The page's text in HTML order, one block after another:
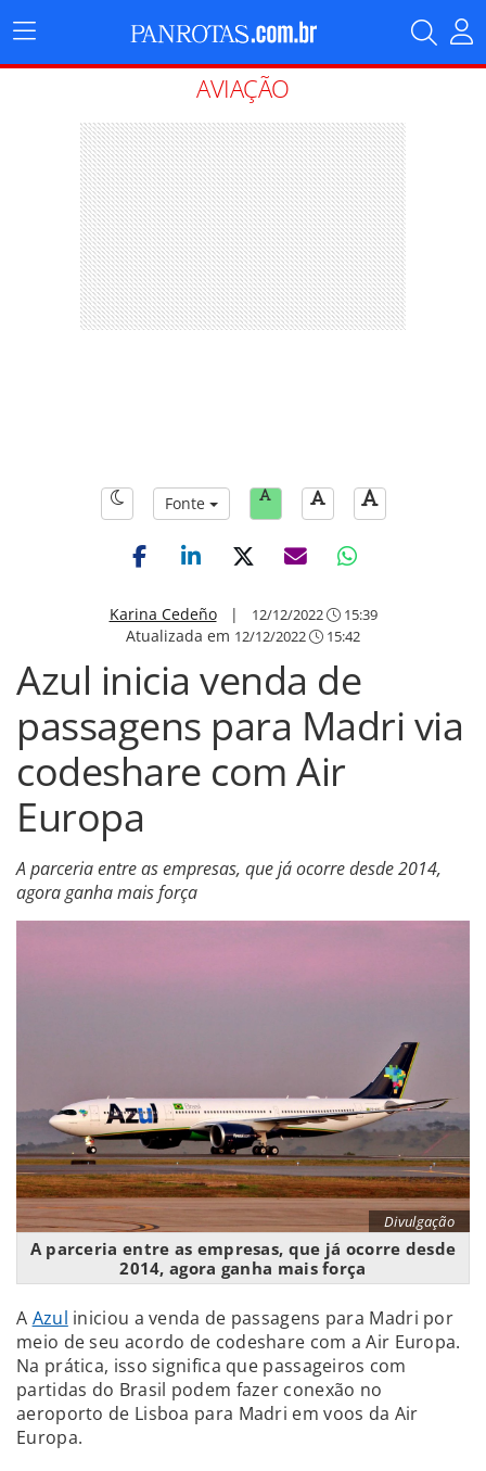
Menu
Principal
AVIAÇÃO
Fonte
Karina Cedeño| 12/12/2022 15:39
Atualizada em 12/12/2022 15:42
Azul inicia venda de
passagens para Madri via
codeshare com Air
Europa
A parceria entre as empresas, que já ocorre desde 2014,
agora ganha mais força
Divulgação
A parceria entre as empresas, que já ocorre desde
2014, agora ganha mais força
A Azul iniciou a venda de passagens para Madri por
meio de seu acordo de codeshare com a Air Europa.
Na prática, isso significa que passageiros com
partidas do Brasil podem fazer conexão no
aeroporto de Lisboa para Madri em voos da Air
Europa.